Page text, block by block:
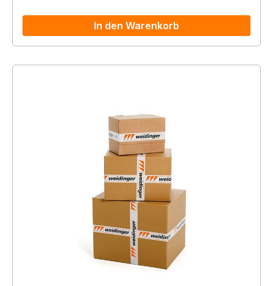
In den Warenkorb